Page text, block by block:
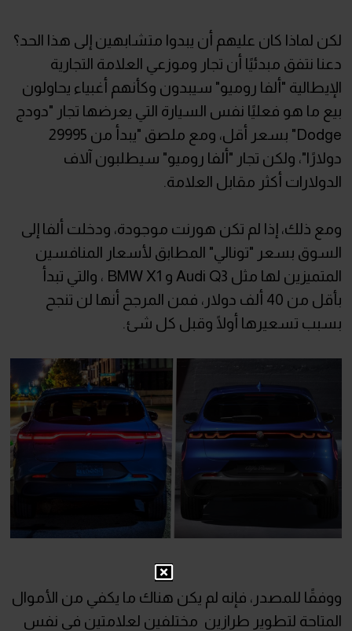
لكن لماذا كان عليهم أن يبدوا متشابهين إلى هذا الحد؟
دعنا نتفق مبدئيًا أن تجار وموزعي العلامة التجارية
الإيطالية "ألفا روميو" سيبدون وكأنهم أغبياء يحاولون
بيع ما هو فعليًا نفس السيارة التي يعرضها تجار "دودج
Dodge" بسعر أقل، ومع ملصق "يبدأ من 29995
دولارًا"، ولكن تجار "ألفا روميو" سيطلبون آلاف
الدولارات أكثر مقابل العلامة.
ومع ذلك، إذا لم تكن هورنت موجودة، ودخلت ألفا إلى
السوق بسعر "تونالي" المطابق لأسعار المنافسين
المتميزين لها مثل Audi Q3 و BMW X1 ، والتي تبدأ
بأقل من 40 ألف دولار، فمن المرجح أنها لن تنجح
بسبب تسعيرها أولًا وقبل كل شئ.
ووفقًا للمصدر، فإنه لم يكن هناك ما يكفي من الأموال
المتاحة لتطوير طرازين مختلفين لعلامتين في نفس